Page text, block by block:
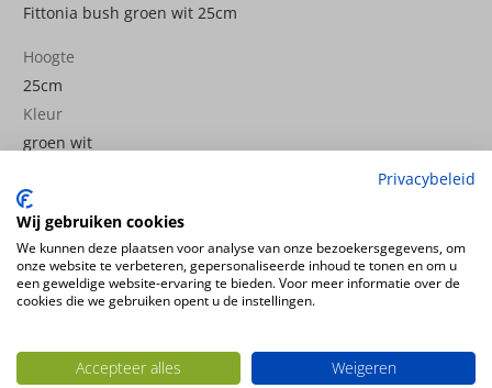
Fittonia bush groen wit 25cm
Hoogte
25cm
Kleur
groen wit
Fittonia
Productconfiguratie
Staande kunstplant
Privacybeleid
Wij gebruiken cookies
We kunnen deze plaatsen voor analyse van onze bezoekersgegevens, om
onze website te verbeteren, gepersonaliseerde inhoud te tonen en om u
een geweldige website-ervaring te bieden. Voor meer informatie over de
cookies die we gebruiken opent u de instellingen.
Accepteer alles
Weigeren